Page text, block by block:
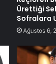
Ürettiği
Sofralara
Ağustos 6,